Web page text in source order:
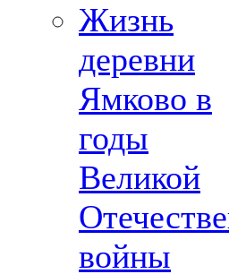
Жизнь
деревни
Ямково в
годы
Великой
войны